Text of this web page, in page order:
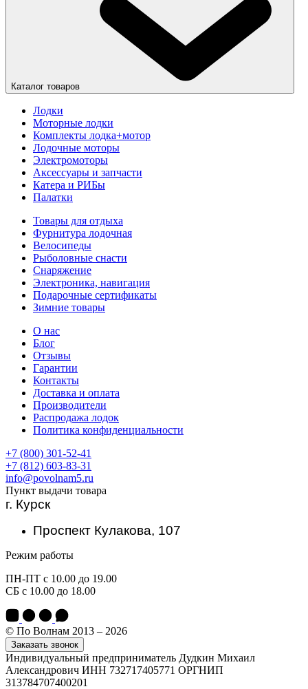
Каталог товаров
Лодки
Моторные лодки
Комплекты лодка+мотор
Лодочные моторы
Электромоторы
Аксессуары и запчасти
Катера и РИБы
Палатки
Товары для отдыха
Фурнитура лодочная
Велосипеды
Рыболовные снасти
Снаряжение
Электроника, навигация
Подарочные сертификаты
Зимние товары
О нас
Блог
Отзывы
Гарантии
Контакты
Доставка и оплата
Производители
Распродажа лодок
Политика конфиденциальности
+7 (800) 301-52-41
+7 (812) 603-83-31
info@povolnam5.ru
Пункт выдачи товара
г. Курск
Проспект Кулакова, 107
Режим работы
ПН-ПТ с 10.00 до 19.00
СБ с 10.00 до 18.00
© По Волнам 2013 – 2026
Заказать звонок
Индивидуальный предприниматель Дудкин Михаил
Александрович ИНН 732717405771 ОРГНИП
313784707400201